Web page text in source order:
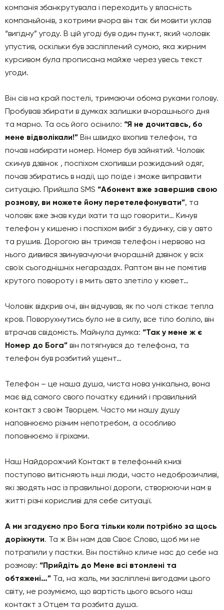
компанія збанкрутувала і переходить у власність
компаньйонів, з котрими вчора він так би мовити уклав
“вигідну” угоду. В цій угоді був один пункт, який чоловік
упустив, оскільки був засліплений сумою, яка жирним
курсивом була прописана майже через увесь текст
угоди.
Він сів на край постелі, тримаючи обома руками голову.
Пробував збирати в думках залишки вчорашнього дня
та марно. Та ось його осінило: “Я не дочитавсь, бо
мене відволікали!” Він швидко вхопив телефон, та
почав набирати номер. Номер був зайнятий. Чоловік
скинув дзвінок , поспіхом схопивши розкиданий одяг,
почав збиратись в надії, що поїде і зможе виправити
ситуацію. Прийшла SMS “Абонент вже завершив свою
розмову, ви можете йому перетелефонувати”, та
чоловік вже знав куди їхати та що говорити… Кинув
телефон у кишеню і поспіхом вибіг з будинку, сів у авто
та рушив. Дорогою він тримав телефон і нервово на
нього дивився звинувачуючи вчорашній дзвінок у всіх
своїх сьогоднішніх негараздах. Раптом він не помітив
крутого повороту і в мить авто злетіло у кювет…
Чоловік відкрив очі, він відчував, як по чолі стікає тепла
кров. Поворухнутись було не в силу, все тіло боліло, він
втрачав свідомість. Майнула думка: “Так у мене ж є
Номер до Бога” він потягнувся до телефона, та
телефон був розбитий ущент…
Телефон – це наша душа, чиста нова унікальна, вона
має від самого свого початку єдиний і правильний
контакт з своїм Творцем. Часто ми нашу душу
наповнюємо різним непотребом, а особливо
поповнюємо її гріхами.
Наш Найдорожчий Контакт в телефонній книзі
поступово витісняють інші люди, часто недоброзичливі,
які зводять нас із правильної дороги, створюючи нам в
житті різні корисливі для себе ситуації.
А ми згадуємо про Бога тільки коли потрібно за щось
дорікнути. Та ж Він нам дав Своє Слово, щоб ми не
потрапили у пастки. Він постійно кличе нас до себе на
розмову: “Прийдіть до Мене всі втомлені та
обтяжені…” Та, на жаль, ми засліплені вигодами цього
світу, не розуміємо, що вартість цього всього наш
контакт з Отцем та розбита душа.